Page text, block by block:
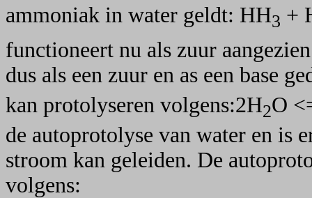
ammoniak in water geldt: HH3 +
functioneert nu als zuur
dus als een zuur en as een base
kan protolyseren volgens:2H2O
de autoprotolyse van water en is
stroom kan geleiden. De
volgens: